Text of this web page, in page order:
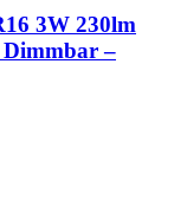
3W 230lm
–